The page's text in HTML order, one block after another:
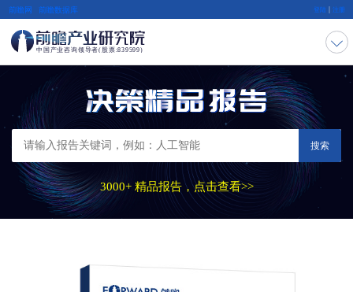
前瞻网 前瞻数据库 登陆 | 注册
搜索
3000+ 精品报告，点击查看>>